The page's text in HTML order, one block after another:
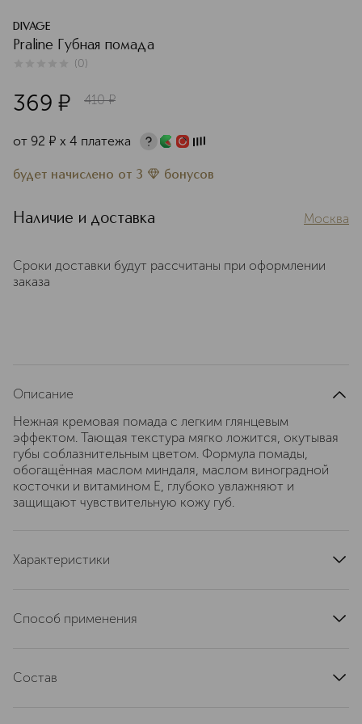
DIVAGE
Praline Губная помада
(0)
369 ¤ 410 ¤
от 92 ¤ х 4 платежа
будет начислено от 3 бонусов
Наличие и доставка Москва
Сроки доставки будут рассчитаны при оформлении
заказа
Описание
Нежная кремовая помада с легким глянцевым
эффектом. Тающая текстура мягко ложится, окутывая
губы соблазнительным цветом. Формула помады,
обогащённая маслом миндаля, маслом виноградной
косточки и витамином Е, глубоко увлажняют и
защищают чувствительную кожу губ.
Характеристики
область применения
Способ применения
ороговевших клеток. Аккуратно нанесите помаду по
Состав